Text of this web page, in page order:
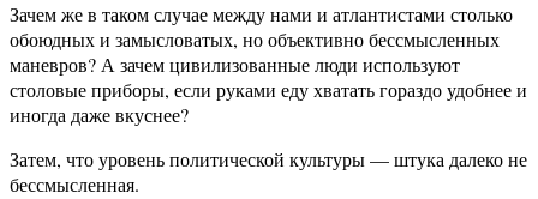
Зачем же в таком случае между нами и атлантистами столько
обоюдных и замысловатых, но объективно бессмысленных
маневров? А зачем цивилизованные люди используют
столовые приборы, если руками еду хватать гораздо удобнее и
иногда даже вкуснее?
Затем, что уровень политической культуры — штука далеко не
бессмысленная.